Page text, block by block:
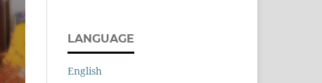
LANGUAGE
English